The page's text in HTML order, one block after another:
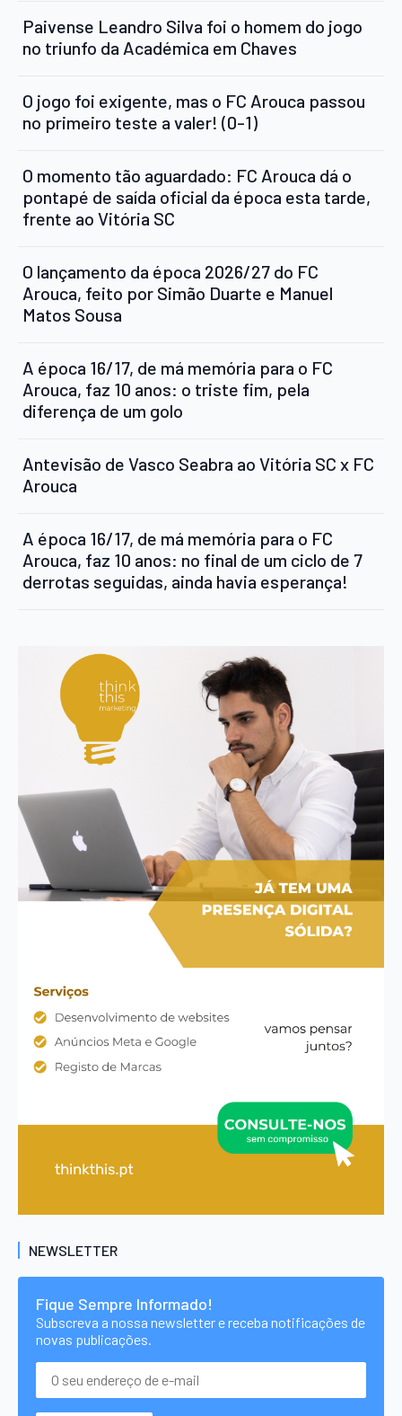
Paivense Leandro Silva foi o homem do jogo
no triunfo da Académica em Chaves
O jogo foi exigente, mas o FC Arouca passou
no primeiro teste a valer! (0-1)
O momento tão aguardado: FC Arouca dá o
pontapé de saída oficial da época esta tarde,
frente ao Vitória SC
O lançamento da época 2026/27 do FC
Arouca, feito por Simão Duarte e Manuel
Matos Sousa
A época 16/17, de má memória para o FC
Arouca, faz 10 anos: o triste fim, pela
diferença de um golo
Antevisão de Vasco Seabra ao Vitória SC x FC
Arouca
A época 16/17, de má memória para o FC
Arouca, faz 10 anos: no final de um ciclo de 7
derrotas seguidas, ainda havia esperança!
NEWSLETTER
Fique Sempre Informado!
Subscreva a nossa newsletter e receba notificações de
novas publicações.